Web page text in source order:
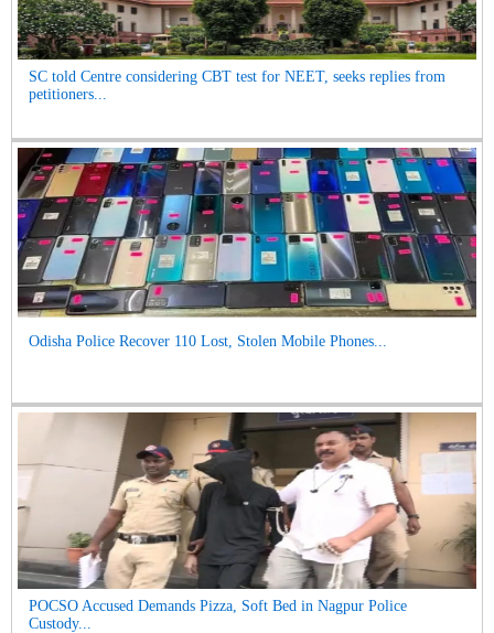
SC told Centre considering CBT test for NEET, seeks replies from
petitioners...
Odisha Police Recover 110 Lost, Stolen Mobile Phones...
POCSO Accused Demands Pizza, Soft Bed in Nagpur Police
Custody...